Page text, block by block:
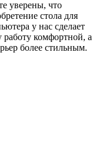
уверены, что
стола для
у нас сделает
работу комфортной, а
более стильным.